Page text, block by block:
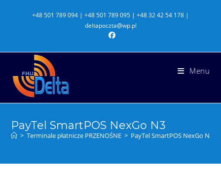
+48 501 789 094 | +48 501 789 095 | +48 32 42 54 178 |
deltapoczta@wp.pl
Menu
PayTel SmartPOS NexGo N3
> Terminale płatnicze PRZENOŚNE > PayTel SmartPOS NexGo N3